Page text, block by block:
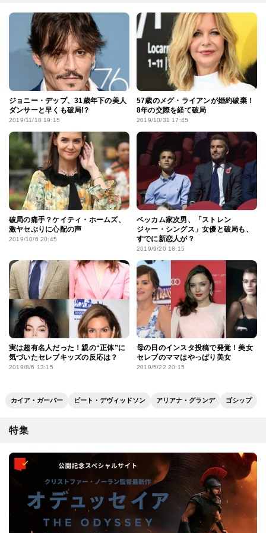
ジョニー・デップ、31歳年下の美人
ダンサーと早くも破局!?
2019/11/18 19:15
57歳のメグ・ライアンが婚約破棄！
8年の交際を経て破局
2019/10/31 17:45
破局の痛手？ケイティ・ホームズ、
激ヤセぶりに心配の声
2019/10/6 20:45
ベッカム家次男、「ストレン
ジャー・シングス」女優と破局も、
すでに新恋人が？
2019/9/20 18:15
実は超有名人だった！親の“正体”に
気づいたセレブキッズの反応は？
2019/8/6 13:15
母の日のインスタ投稿で発覚！美女
セレブのママはやっぱり美女
2019/5/22 20:15
カイア・ガーバー ピート・デヴィッドソン アリアナ・グランデ ゴシップ
特集